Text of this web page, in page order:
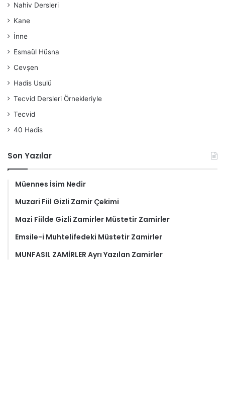
Nahiv Dersleri
Kane
İnne
Esmaül Hüsna
Cevşen
Hadis Usulü
Tecvid Dersleri Örnekleriyle
Tecvid
40 Hadis
Son Yazılar
Müennes İsim Nedir
Muzari Fiil Gizli Zamir Çekimi
Mazi Fiilde Gizli Zamirler Müstetir Zamirler
Emsile-i Muhtelifedeki Müstetir Zamirler
MUNFASIL ZAMİRLER Ayrı Yazılan Zamirler